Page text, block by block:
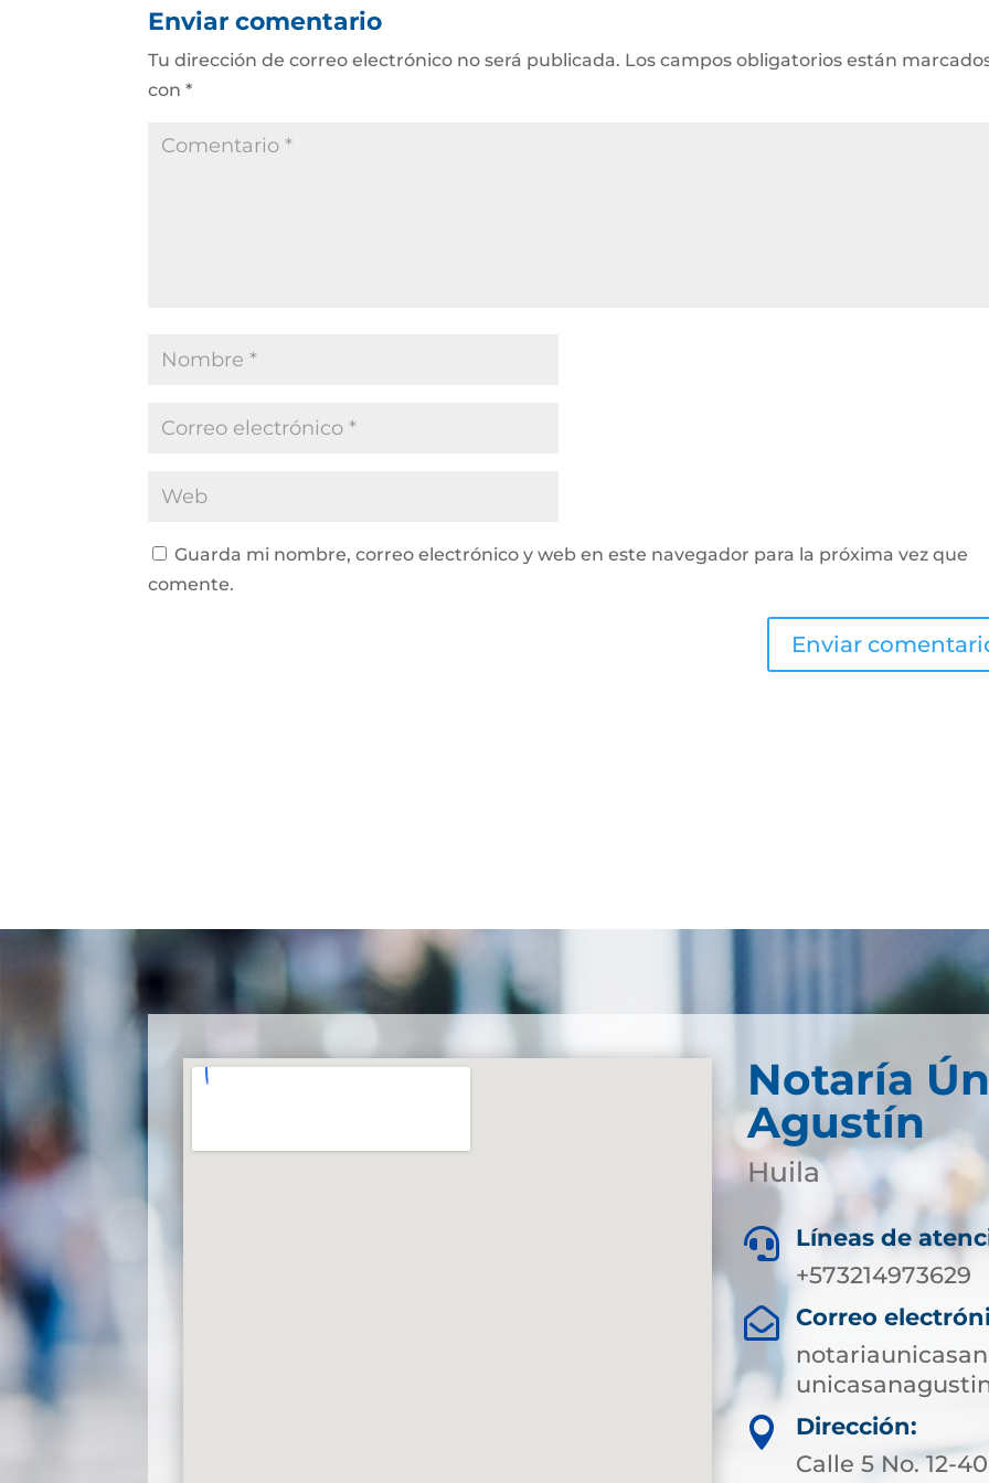
Enviar comentario
Tu dirección de correo electrónico no será publicada. Los campos obligatorios están
con*
Guarda mi nombre, correo electrónico y web en este navegador para la próxima vez que
comente.
Notaría
Agustín
Huila

Líneas de
+573214973629

Correo

Dirección:
Calle 5 No. 12-40